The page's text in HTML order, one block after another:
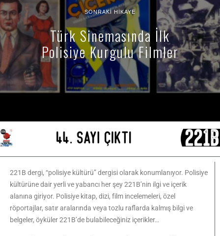
SONRAKI HIKAYE
Türk Sinemasında İlk
Polisiye Kurgulu Filmler
221B dergi, “polisiye kültürü” dergisi olarak konumlanıyor. Polisiye
kültürüne dair yerli ve yabancı her şey 221B’nin ilgi ve içerik
alanına giriyor. Polisiye kitap, dizi, film incelemeleri, özel
röportajlar, satır aralarında veya tozlu raflarda kalmış bilgi ve
belgeler, öyküler 221B’de bulabileceğiniz içerikler…